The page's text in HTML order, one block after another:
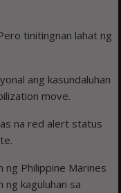
tinitingnan lahat ng
ang kasundaluhan
move.
na red alert status
ng Philippine Marines
ng kaguluhan sa